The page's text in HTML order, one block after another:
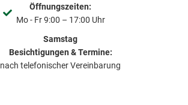
Öffnungszeiten:
Mo - Fr 9:00 – 17:00 Uhr
Samstag
Besichtigungen & Termine:
nach telefonischer Vereinbarung